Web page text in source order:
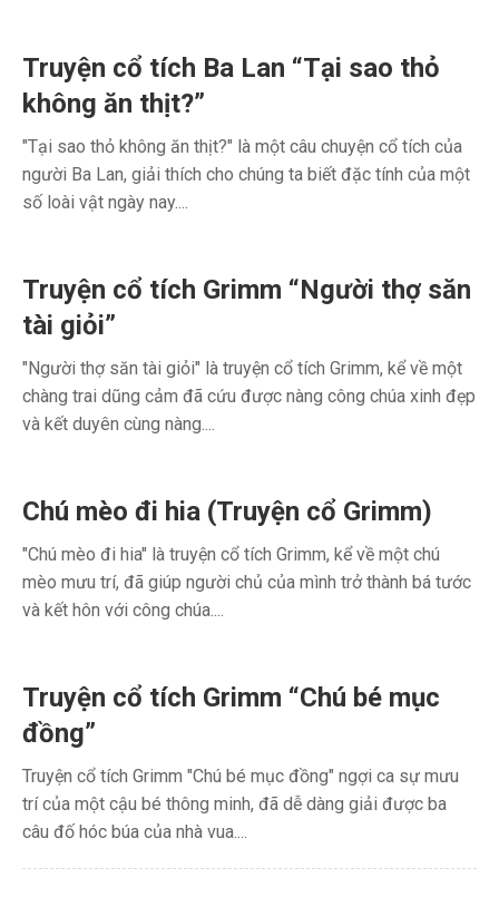
Truyện cổ tích Ba Lan “Tại sao thỏ
không ăn thịt?”
"Tại sao thỏ không ăn thịt?" là một câu chuyện cổ tích của
người Ba Lan, giải thích cho chúng ta biết đặc tính của một
số loài vật ngày nay....
Truyện cổ tích Grimm “Người thợ săn
tài giỏi”
"Người thợ săn tài giỏi" là truyện cổ tích Grimm, kể về một
chàng trai dũng cảm đã cứu được nàng công chúa xinh đẹp
và kết duyên cùng nàng....
Chú mèo đi hia (Truyện cổ Grimm)
"Chú mèo đi hia" là truyện cổ tích Grimm, kể về một chú
mèo mưu trí, đã giúp người chủ của mình trở thành bá tước
và kết hôn với công chúa....
Truyện cổ tích Grimm “Chú bé mục
đồng”
Truyện cổ tích Grimm "Chú bé mục đồng" ngợi ca sự mưu
trí của một cậu bé thông minh, đã dễ dàng giải được ba
câu đố hóc búa của nhà vua....